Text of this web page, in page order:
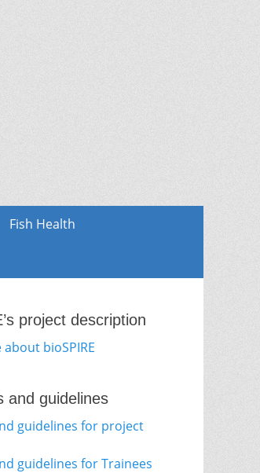
Fish Health
project description
bioSPIRE
and guidelines
guidelines for project
guidelines for Trainees